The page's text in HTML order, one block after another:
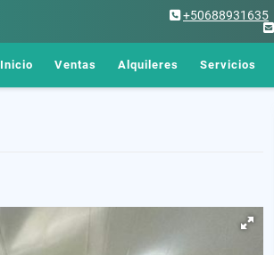
+50688931635
Inicio Ventas Alquileres Servicios